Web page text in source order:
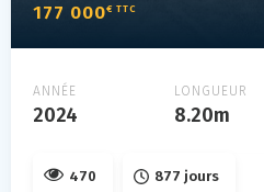
177 000€ TTC
ANNÉE
2024
LONGUEUR
8.20m
470 877 jours